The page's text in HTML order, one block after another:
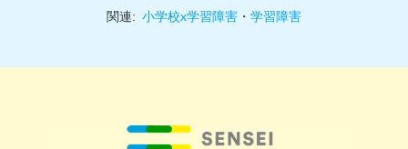
関連: 小学校x学習障害 ・ 学習障害